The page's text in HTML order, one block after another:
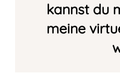
kannst du
meine